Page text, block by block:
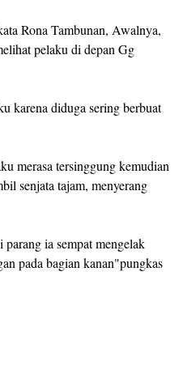
Rona Tambunan, Awalnya,
pelaku di depan Gg
karena diduga sering berbuat
merasa tersinggung kemudian
senjata tajam, menyerang
parang ia sempat mengelak
pada bagian kanan"pungkas